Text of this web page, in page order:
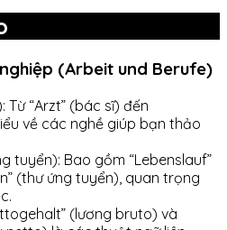
(Arbeit und Berufe)
Từ “Arzt” (bác sĩ) đến
về các nghề giúp bạn thảo
tuyển): Bao gồm “Lebenslauf”
(thư ứng tuyển), quan trọng
(lương bruto) và